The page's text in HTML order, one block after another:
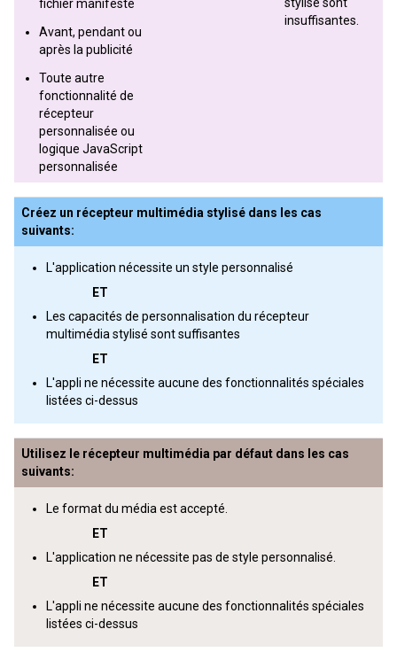
fichier manifeste
Avant, pendant ou
après la publicité
Toute autre
fonctionnalité de
récepteur
personnalisée ou
logique JavaScript
personnalisée
insuffisantes.
Créez un récepteur multimédia stylisé dans les cas
suivants:
L'application nécessite un style personnalisé
ET
Les capacités de personnalisation du récepteur
multimédia stylisé sont suffisantes
ET
L'appli ne nécessite aucune des fonctionnalités spéciales
listées ci-dessus
Utilisez le récepteur multimédia par défaut dans les cas
suivants:
Le format du média est accepté.
ET
L'application ne nécessite pas de style personnalisé.
ET
L'appli ne nécessite aucune des fonctionnalités spéciales
listées ci-dessus